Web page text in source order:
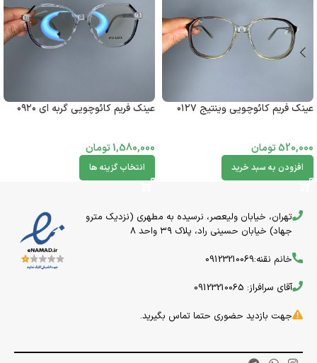
عینک فریم کائوچویی وینتیج ۰۱۲۷
520,000تومان
افزودن به سبد خرید
عینک فریم کائوچویی گربه ای ۰۹۲۰
1,580,000تومان
انتخاب گزینه ها
تهران، خیابان ولیعصر، نرسیده به مطهری (نزدیک مترو
جهاد) خیابان حسینی راد، پلاک ۳۹ واحد 8
خانم نقنه:09123210069
آقای سرافراز: 09123210065
جهت بازدید حضوری حتما تماس بگیرید.